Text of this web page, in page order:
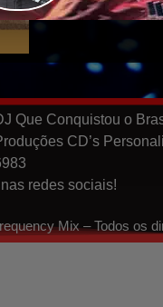
Que Conquistou o
CD’s
redes sociais!
Mix – Todos os